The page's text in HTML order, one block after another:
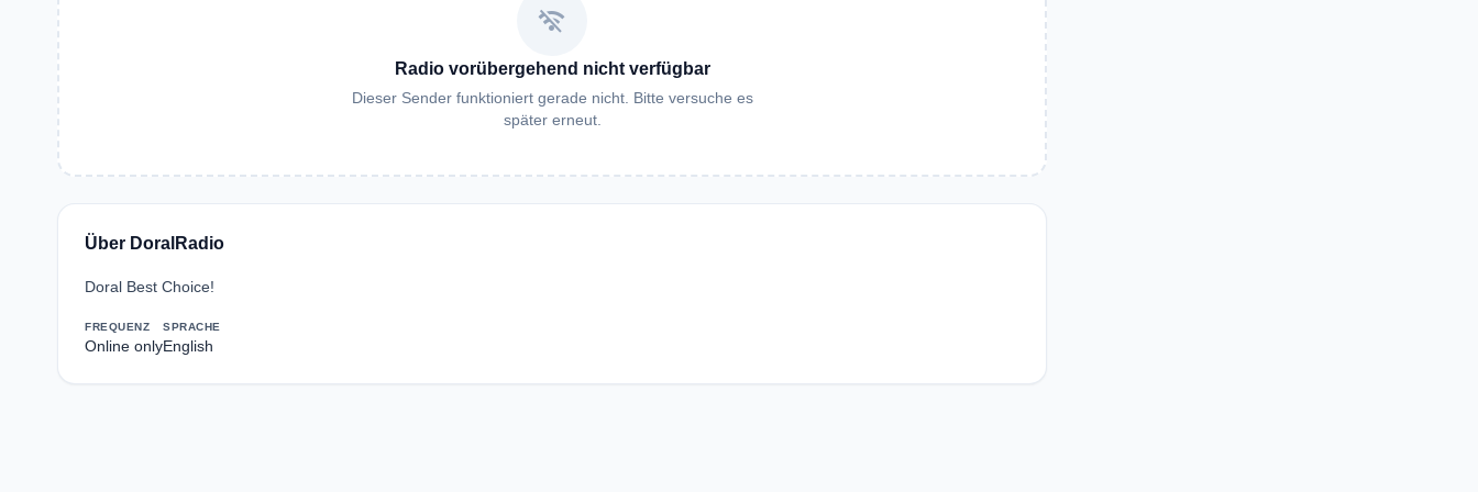
wifi_off
Radio vorübergehend nicht verfügbar
Dieser Sender funktioniert gerade nicht. Bitte versuche es
später erneut.
Über DoralRadio
Doral Best Choice!
FREQUENZ
Online only
SPRACHE
English